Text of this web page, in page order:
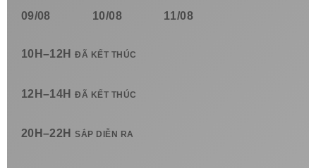
09/08
10/08 11/08
10H–12H ĐÃ KẾT THÚC
12H–14H ĐÃ KẾT THÚC
20H–22H SẮP DIỄN RA